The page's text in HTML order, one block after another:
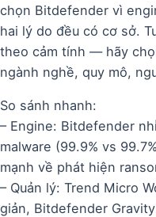
chọn Bitdefender vì
hai lý do đều có cơ sở.
theo cảm tính — hãy
ngành nghề, quy mô,
So sánh nhanh:
– Engine: Bitdefender
malware (99.9% vs
mạnh về phát hiện
– Quản lý: Trend Micro
giản, Bitdefender